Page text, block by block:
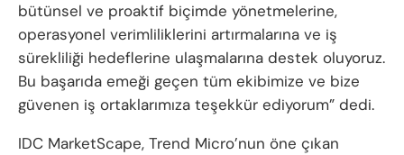
bütünsel ve proaktif biçimde yönetmelerine,
operasyonel verimliliklerini artırmalarına ve iş
sürekliliği hedeflerine ulaşmalarına destek oluyoruz.
Bu başarıda emeği geçen tüm ekibimize ve bize
güvenen iş ortaklarımıza teşekkür ediyorum” dedi.
IDC MarketScape, Trend Micro’nun öne çıkan